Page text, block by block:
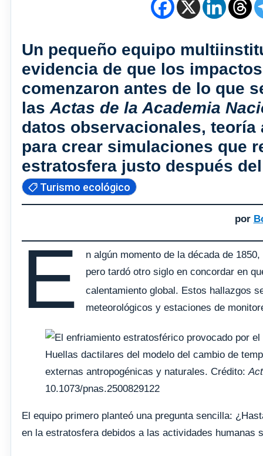
Un pequeño equipo
evidencia de que los
comenzaron antes de lo que
lasActas de la Academia
datos observacionales,
para crear simulaciones que
estratosfera justo después
Turismo ecológico
por
E
n algún momento de la década de
pero tardó otro siglo en concordar en
calentamiento global. Estos hallazgos
meteorológicos y estaciones de
Huellas dactilares del modelo del cambio de
externas antropogénicas y naturales. Crédito:
10.1073/pnas.2500829122
El equipo primero planteó una pregunta sencilla:
en la estratosfera debidos a las actividades humanas